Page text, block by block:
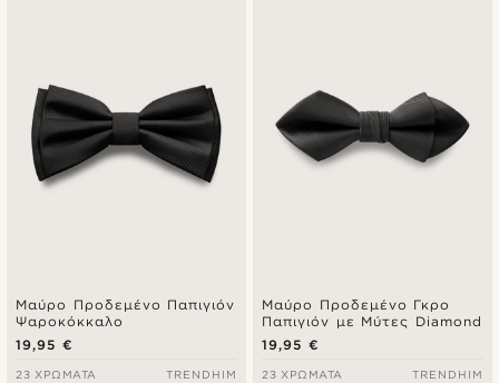
Μαύρο Προδεμένο Παπιγιόν
Ψαροκόκκαλο
19,95 €
23 ΧΡΏΜΑΤΑ TRENDHIM
Μαύρο Προδεμένο Γκρο
Παπιγιόν με Μύτες Diamond
19,95 €
23 ΧΡΏΜΑΤΑ TRENDHIM